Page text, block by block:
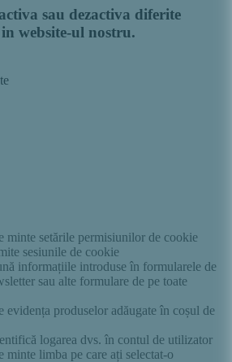
sau dezactiva diferite
website-ul nostru.
minte setările permisiunilor de cookie
sesiunile de cookie
informațiile introduse în formularele de
sau alte formulare de pe toate
evidența produselor adăugate în coșul de
logarea dvs. în contul de utilizator
minte limba pe care ați selectat-o